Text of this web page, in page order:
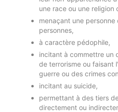
une race ou une religion
menaçant une
personnes,
à caractère pédophile,
incitant à commettre un
de terrorisme ou faisant
guerre ou des crimes
incitant au suicide,
permettant à des tiers
directement ou